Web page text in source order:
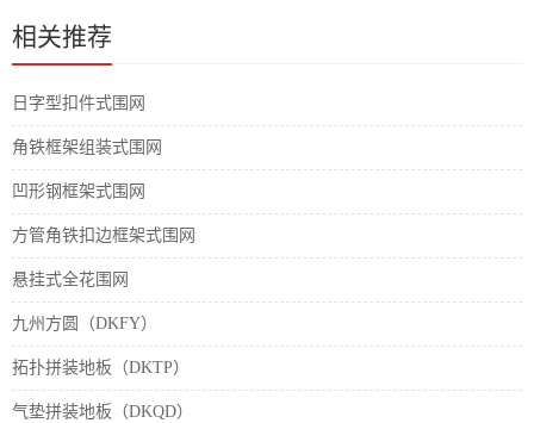
相关推荐
日字型扣件式围网
角铁框架组装式围网
凹形钢框架式围网
方管角铁扣边框架式围网
悬挂式全花围网
九州方圆（DKFY）
拓扑拼装地板（DKTP）
气垫拼装地板（DKQD）